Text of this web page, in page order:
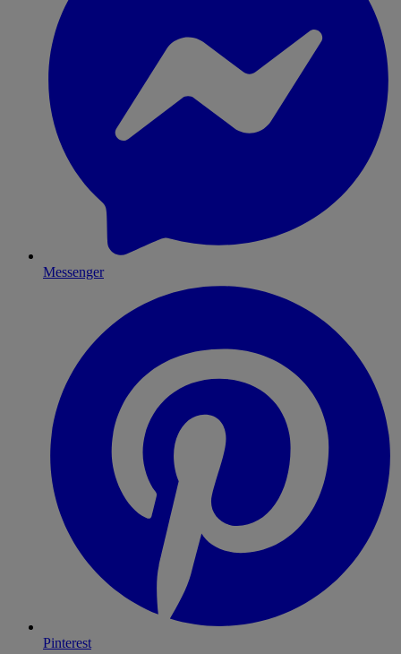
Messenger
Pinterest